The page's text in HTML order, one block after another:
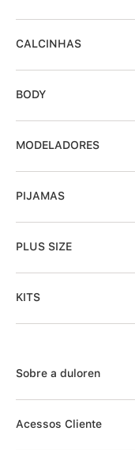
CALCINHAS
BODY
MODELADORES
PIJAMAS
PLUS SIZE
KITS
Sobre a duloren
Acessos Cliente